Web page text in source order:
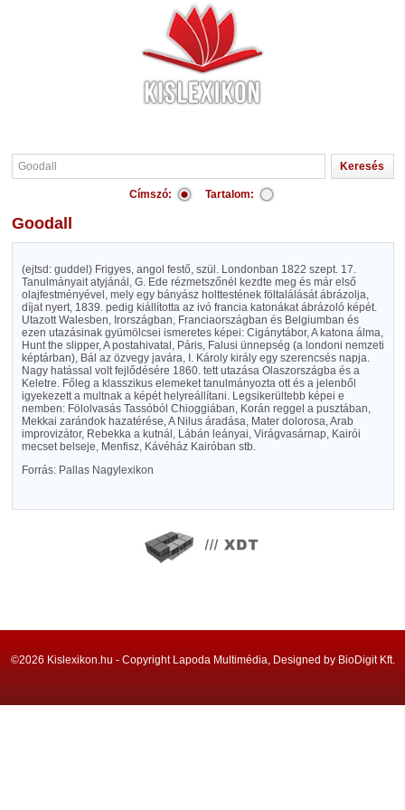
Címszó: Tartalom:
Goodall
(ejtsd: guddel) Frigyes, angol festő, szül. Londonban 1822 szept. 17.
Tanulmányait atyjánál, G. Ede rézmetszőnél kezdte meg és már első
olajfestményével, mely egy bányász holttestének föltalálását ábrázolja,
díjat nyert, 1839. pedig kiállította az ivó francia katonákat ábrázoló képét.
Utazott Walesben, Irországban, Franciaországban és Belgiumban és
ezen utazásinak gyümölcsei ismeretes képei: Cigánytábor, A katona álma,
Hunt the slipper, A postahivatal, Páris, Falusi ünnepség (a londoni nemzeti
képtárban), Bál az özvegy javára, I. Károly király egy szerencsés napja.
Nagy hatással volt fejlődésére 1860. tett utazása Olaszországba és a
Keletre. Főleg a klasszikus elemeket tanulmányozta ott és a jelenből
igyekezett a multnak a képét helyreállítani. Legsikerültebb képei e
nemben: Fölolvasás Tassóból Chioggiában, Korán reggel a pusztában,
Mekkai zarándok hazatérése, A Nilus áradása, Mater dolorosa, Arab
improvizátor, Rebekka a kutnál, Lábán leányai, Virágvasárnap, Kairói
mecset belseje, Menfisz, Kávéház Kairóban stb.
Forrás: Pallas Nagylexikon
©2026 Kislexikon.hu - Copyright Lapoda Multimédia, Designed by BioDigit Kft.